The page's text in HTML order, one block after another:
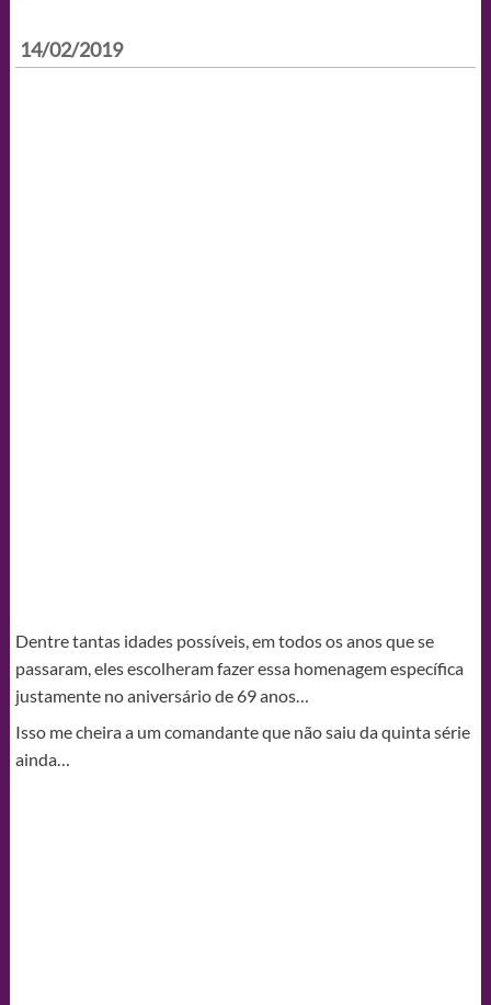
14/02/2019
Dentre tantas idades possíveis, em todos os anos que se
passaram, eles escolheram fazer essa homenagem específica
justamente no aniversário de 69 anos…
Isso me cheira a um comandante que não saiu da quinta série
ainda…